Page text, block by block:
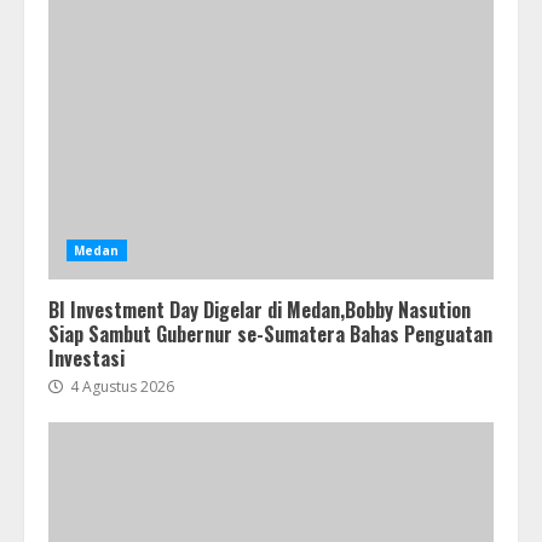
Medan
BI Investment Day Digelar di Medan,Bobby Nasution
Siap Sambut Gubernur se-Sumatera Bahas Penguatan
Investasi
4 Agustus 2026